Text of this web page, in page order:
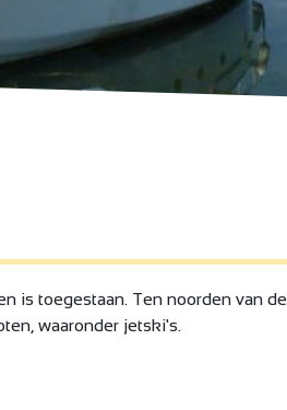
is toegestaan. Ten noorden van de
waaronder jetski's.